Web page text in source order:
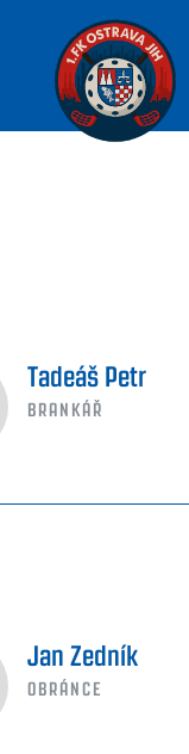
Tadeáš Petr
BRANKÁŘ
Jan Zedník
OBRÁNCE